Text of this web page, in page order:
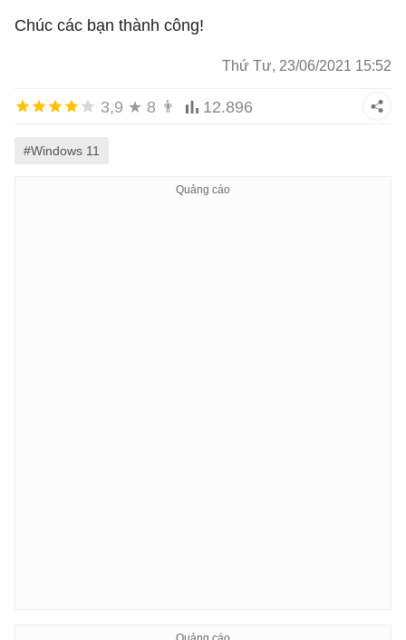
Chúc các bạn thành công!
Thứ Tư, 23/06/2021 15:52
3,9 ★ 8 👨 12.896
#Windows 11